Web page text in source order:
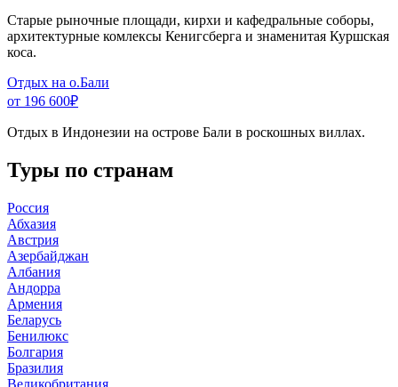
Старые рыночные площади, кирхи и кафедральные соборы,
архитектурные комлексы Кенигсберга и знаменитая Куршская
коса.
Отдых на о.Бали
от 196 600₽
Отдых в Индонезии на острове Бали в роскошных виллах.
Туры по странам
Россия
Абхазия
Австрия
Азербайджан
Албания
Андорра
Армения
Беларусь
Бенилюкс
Болгария
Бразилия
Великобритания